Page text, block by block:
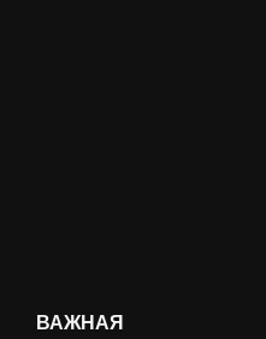
ВАЖНАЯ